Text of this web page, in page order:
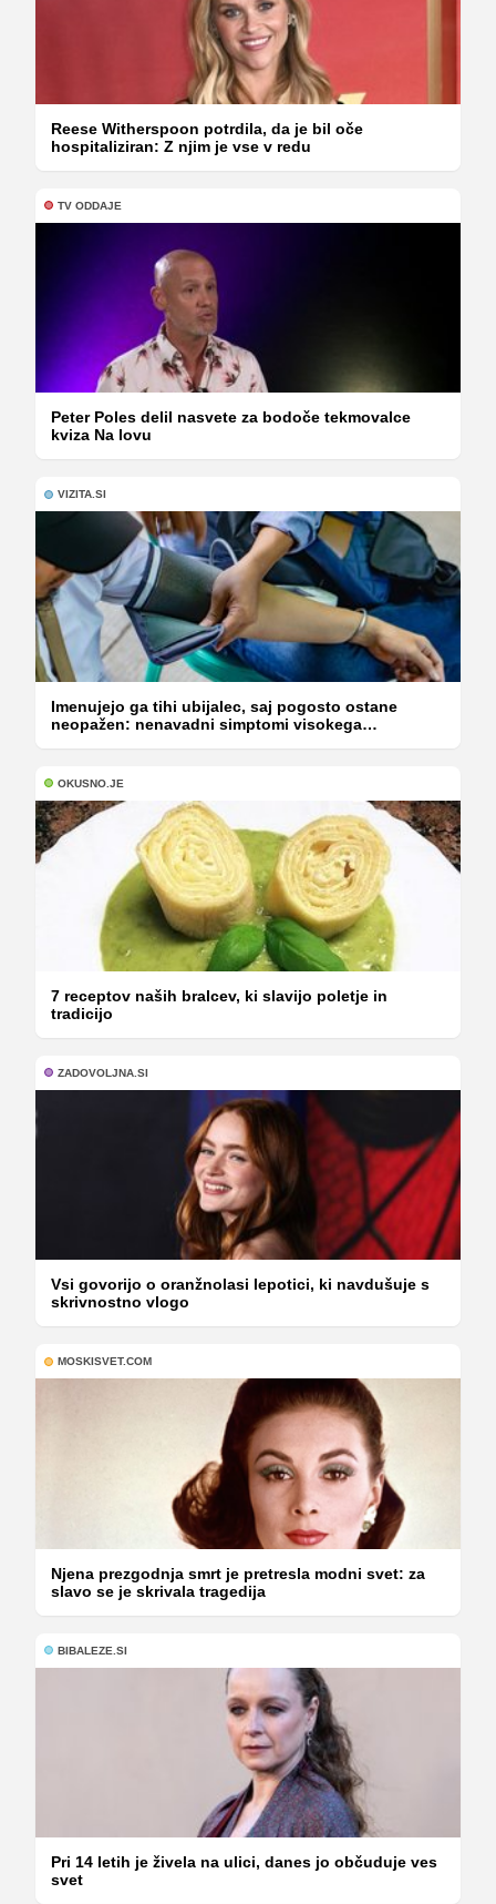
Reese Witherspoon potrdila, da je bil oče
hospitaliziran: Z njim je vse v redu
TV ODDAJE
Peter Poles delil nasvete za bodoče tekmovalce
kviza Na lovu
VIZITA.SI
Imenujejo ga tihi ubijalec, saj pogosto ostane
neopažen: nenavadni simptomi visokega
OKUSNO.JE
7 receptov naših bralcev, ki slavijo poletje in
tradicijo
ZADOVOLJNA.SI
Vsi govorijo o oranžnolasi lepotici, ki navdušuje s
skrivnostno vlogo
MOSKISVET.COM
Njena prezgodnja smrt je pretresla modni svet: za
slavo se je skrivala tragedija
BIBALEZE.SI
Pri 14 letih je živela na ulici, danes jo občuduje ves
svet